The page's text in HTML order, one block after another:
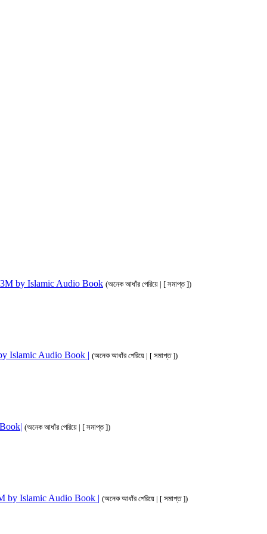
3M by Islamic Audio Book (অনেক আধাঁর পেরিয়ে | [ সমাপ্ত ])
by Islamic Audio Book | (অনেক আধাঁর পেরিয়ে | [ সমাপ্ত ])
(অনেক আধাঁর পেরিয়ে | [ সমাপ্ত ])
by Islamic Audio Book | (অনেক আধাঁর পেরিয়ে | [ সমাপ্ত ])